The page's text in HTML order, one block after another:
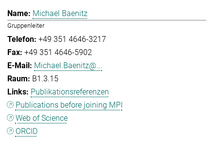
Michael Baenitz
Gruppenleiter
+49 351 4646-3217
+49 351 4646-5902
Michael.Baenitz@...
B1.3.15
Publikationsreferenzen
Publications before joining MPI
Web of Science
ORCID